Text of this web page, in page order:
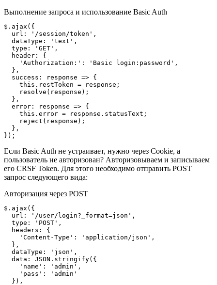
Выполнение запроса и использование Basic Auth
$.ajax({
  url: '/session/token',
  dataType: 'text',
  type: 'GET',
  header: {
    'Authorization:': 'Basic login:password',
  },
  success: response => {
    this.restToken = response;
    resolve(response);
  },
  error: response => {
    this.error = response.statusText;
    reject(response);
  },
Если Basic Auth не устраивает, нужно через Cookie, а
пользователь не авторизован? Авторизовываем и записываем
его CRSF Token. Для этого необходимо отправить POST
запрос следующего вида:
Авторизация через POST
$.ajax({
  url: '/user/login?_format=json',
  type: 'POST',
  headers: {
    'Content-Type': 'application/json',
  },
  dataType: 'json',
  data: JSON.stringify({
    'name': 'admin',
    'pass': 'admin'
  }),